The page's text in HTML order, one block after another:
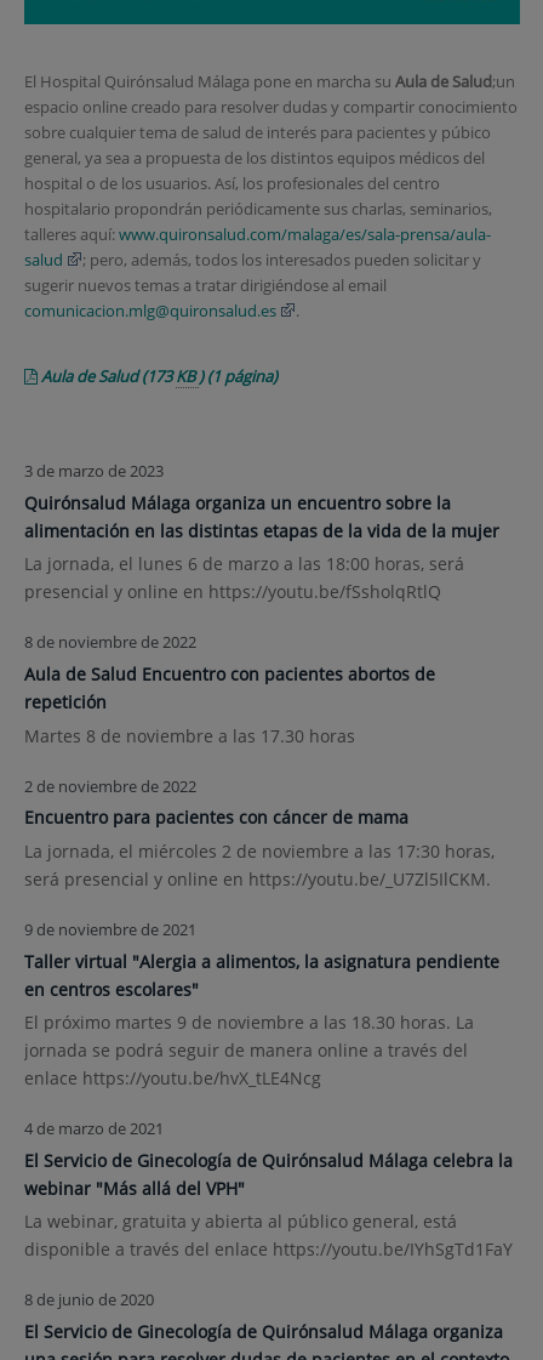
El Hospital Quirónsalud Málaga pone en marcha su Aula de Salud;un
espacio online creado para resolver dudas y compartir conocimiento
sobre cualquier tema de salud de interés para pacientes y púbico
general, ya sea a propuesta de los distintos equipos médicos del
hospital o de los usuarios. Así, los profesionales del centro
hospitalario propondrán periódicamente sus charlas, seminarios,
talleres aquí:www.quironsalud.com/malaga/es/sala-prensa/aula-
salud
; pero, además, todos los interesados pueden solicitar y
sugerir nuevos temas a tratar dirigiéndose al email
comunicacion.mlg@quironsalud.es
.
Aula de Salud(173KB)(1 página)
3 de marzo de 2023
Quirónsalud Málaga organiza un encuentro sobre la
alimentación en las distintas etapas de la vida de la mujer
La jornada, el lunes 6 de marzo a las 18:00 horas, será
presencial y online en https://youtu.be/fSsholqRtlQ
8 de noviembre de 2022
Aula de Salud Encuentro con pacientes abortos de
repetición
Martes 8 de noviembre a las 17.30 horas
2 de noviembre de 2022
Encuentro para pacientes con cáncer de mama
La jornada, el miércoles 2 de noviembre a las 17:30 horas,
será presencial y online en https://youtu.be/_U7Zl5IlCKM.
9 de noviembre de 2021
Taller virtual "Alergia a alimentos, la asignatura pendiente
en centros escolares"
El próximo martes 9 de noviembre a las 18.30 horas. La
jornada se podrá seguir de manera online a través del
enlace https://youtu.be/hvX_tLE4Ncg
4 de marzo de 2021
El Servicio de Ginecología de Quirónsalud Málaga celebra la
webinar "Más allá del VPH"
La webinar, gratuita y abierta al público general, está
disponible a través del enlace https://youtu.be/IYhSgTd1FaY
8 de junio de 2020
El Servicio de Ginecología de Quirónsalud Málaga organiza